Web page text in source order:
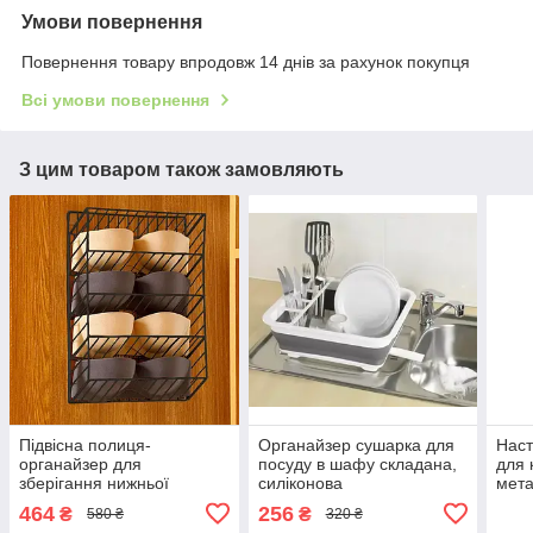
Умови повернення
Повернення товару впродовж 14 днів за рахунок покупця
Всі умови повернення
З цим товаром також замовляють
Підвісна полиця-
органайзер для
зберігання нижньої
Чорна
464 ₴ 580 ₴
Органайзер сушарка для
посуду в шафу складана,
силіконова
256₴ 320 ₴
для